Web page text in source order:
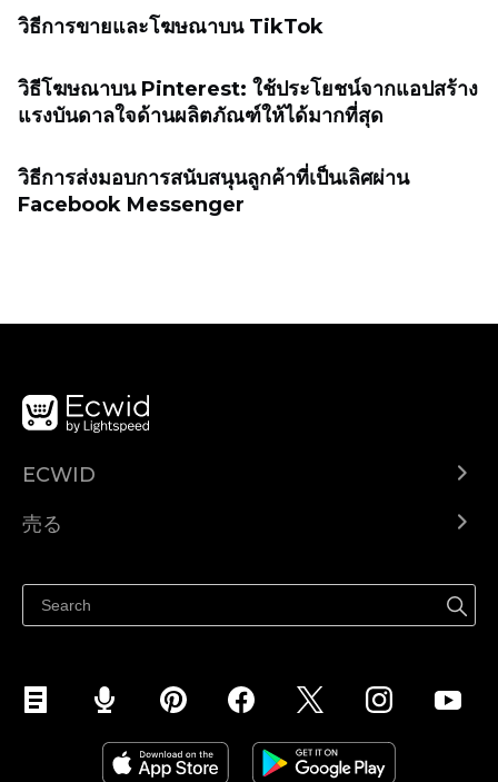
วิธีการขายและโฆษณาบน TikTok
วิธีโฆษณาบน Pinterest: ใช้ประโยชน์จากแอปสร้าง
แรงบันดาลใจด้านผลิตภัณฑ์ให้ได้มากที่สุด
วิธีการส่งมอบการสนับสนุนลูกค้าที่เป็นเลิศผ่าน
Facebook Messenger
ECWID
ヘルプセンター
売る
Facebookで販売する
Instagramで販売する